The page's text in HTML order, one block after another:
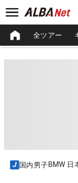
全ツアー
国内男子BMW 日